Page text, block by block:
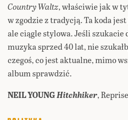
Country Waltz, właściwie jak w
w zgodzie z tradycją. Ta koda
ale ciągle stylowa. Jeśli szukacie
muzyka sprzed 40 lat, nie
czegoś, co jest aktualne, mimo
album sprawdzić.
NEIL YOUNGHitchhiker,